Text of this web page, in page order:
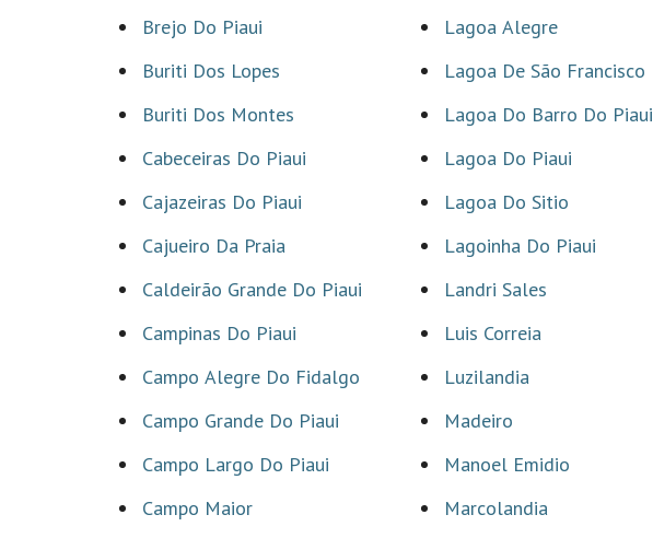
Brejo Do Piaui
Buriti Dos Lopes
Buriti Dos Montes
Cabeceiras Do Piaui
Cajazeiras Do Piaui
Cajueiro Da Praia
Caldeirão Grande Do Piaui
Campinas Do Piaui
Campo Alegre Do Fidalgo
Campo Grande Do Piaui
Campo Largo Do Piaui
Campo Maior
Lagoa Alegre
Lagoa De São Francisco
Lagoa Do Barro Do Piaui
Lagoa Do Piaui
Lagoa Do Sitio
Lagoinha Do Piaui
Landri Sales
Luis Correia
Luzilandia
Madeiro
Manoel Emidio
Marcolandia